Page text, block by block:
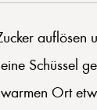
Schüssel
Ort